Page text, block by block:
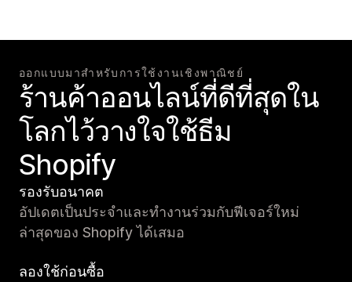
ออกแบบมาสำหรับการใช้งานเชิงพาณิชย์
ร้านค้าออนไลน์ที่ดีที่สุดใน
โลกไว้วางใจใช้ธีม
Shopify
รองรับอนาคต
อัปเดตเป็นประจำและทำงานร่วมกับฟีเจอร์ใหม่
ล่าสุดของ Shopify ได้เสมอ
ลองใช้ก่อนซื้อ